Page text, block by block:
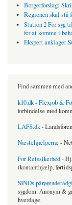
Borgerforslag:
Regionen skal stå
Station 2 For syg
for at komme i
Ekspert anklager
Find sammen med
k10.dk - Flexjob &
forbindelse med
LAFS.dk-
Næstehjælperne -
For Retssikerhed-
(kontanthjælp,
SINDs
sygdom. Anonym &
hverdage.